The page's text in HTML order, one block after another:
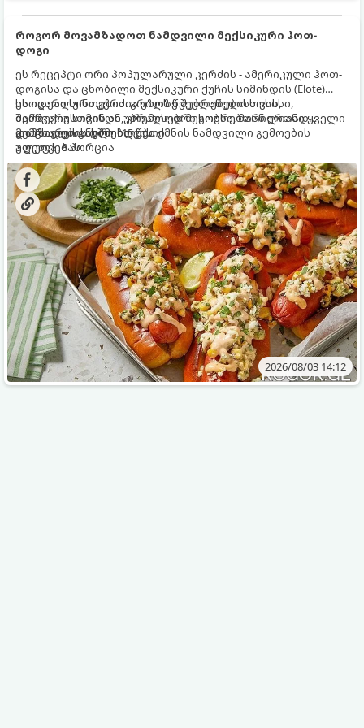
როგორ მოვამზადოთ ნამდვილი მექსიკური ჰოთ-
დოგი
ეს რეცეპტი ორი პოპულარული კერძის - ამერიკული ჰოთ-
დოგისა და ცნობილი მექსიკური ქუჩის სიმინდის (Elote)
საოცარი სინთეზია. გრილზე შებრაწული სოსისი,
შემწვარი სიმინდი, კრემისებრი სოუსი, მარილიანი ყველი
და ცხარე სანელებლები ქმნის ნამდვილი გემოების
აფეთქებას.
ეს იდეალური კერძია ეზოს წვეულებებისთვის,
ბარბექიუსთვის ან უბრალოდ მეგობრებთან ერთად
გემრიელი ვახშმისთვის.
მომზადების დრო: 15 წუთი
ულუფა: 8 პორცია
2026/08/03 14:12